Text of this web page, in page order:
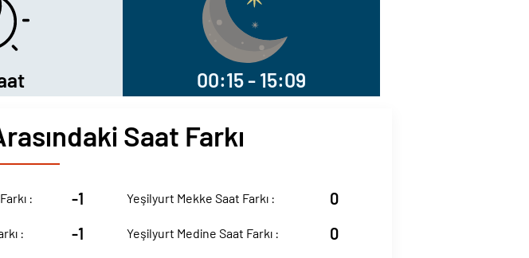
00:15 - 15:09
Saat Farkı
: -1
: -1
Yeşilyurt Mekke Saat Farkı : 0
Yeşilyurt Medine Saat Farkı : 0